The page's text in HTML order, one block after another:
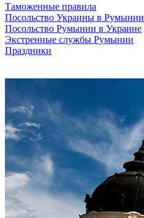
Таможенные правила
Посольство Украины в Румынии
Посольство Румынии в Украине
Экстренные службы Румынии
Праздники